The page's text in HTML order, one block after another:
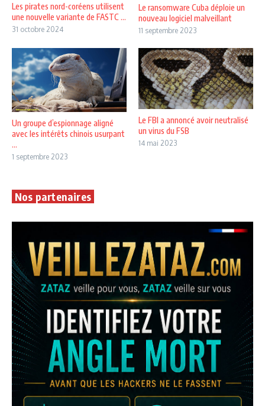
Les pirates nord-coréens utilisent
une nouvelle variante de FASTC ...
31 octobre 2024
Le ransomware Cuba déploie un
nouveau logiciel malveillant
11 septembre 2023
Un groupe d’espionnage aligné
avec les intérêts chinois usurpant
...
1 septembre 2023
Le FBI a annoncé avoir neutralisé
un virus du FSB
14 mai 2023
Nos partenaires